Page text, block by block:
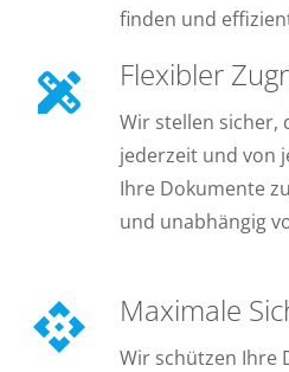
finden und
design_services Flexibler
Wir stellen sicher,
jederzeit und von
Ihre Dokumente
und unabhängig
api Maximale
Wir schützen Ihre